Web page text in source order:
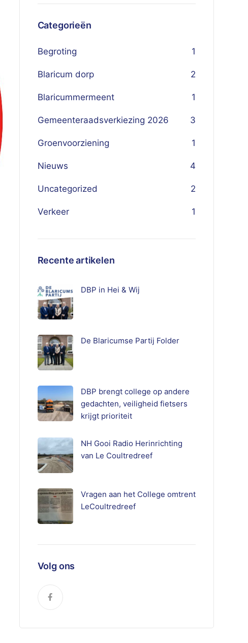
Categorieën
Begroting 1
Blaricum dorp 2
Blaricummermeent 1
Gemeenteraadsverkiezing 2026 3
Groenvoorziening 1
Nieuws 4
Uncategorized 2
Verkeer 1
Recente artikelen
DBP in Hei & Wij
De Blaricumse Partij Folder
DBP brengt college op andere
gedachten, veiligheid fietsers
krijgt prioriteit
NH Gooi Radio Herinrichting
van Le Coultredreef
Vragen aan het College omtrent
LeCoultredreef
Volg ons